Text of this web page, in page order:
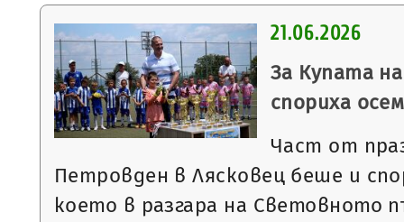
21.06.2026
За Купата
спориха
Част от
Петровден в Лясковец беше и
което в разгара на Световното